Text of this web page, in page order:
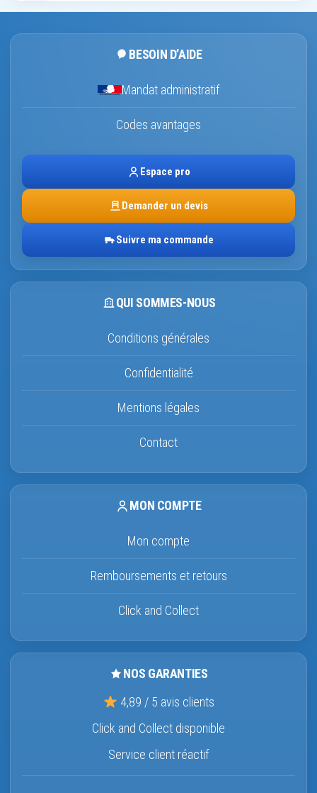
BESOIN D’AIDE
Mandat administratif
Codes avantages
Espace pro
Demander un devis
Suivre ma commande
QUI SOMMES-NOUS
Conditions générales
Confidentialité
Mentions légales
Contact
MON COMPTE
Mon compte
Remboursements et retours
Click and Collect
NOS GARANTIES
4,89 / 5 avis clients
Click and Collect disponible
Service client réactif